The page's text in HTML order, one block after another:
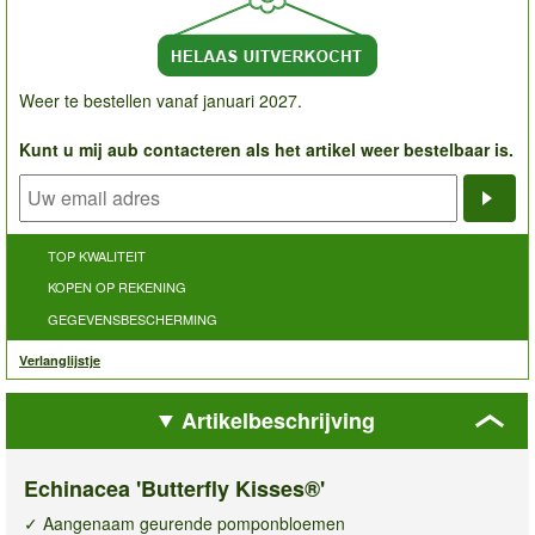
Weer te bestellen vanaf januari 2027.
Kunt u mij aub contacteren als het artikel weer bestelbaar is.
TOP KWALITEIT
KOPEN OP REKENING
GEGEVENSBESCHERMING
Verlanglijstje
Artikelbeschrijving
Echinacea 'Butterfly Kisses®'
✓ Aangenaam geurende pomponbloemen